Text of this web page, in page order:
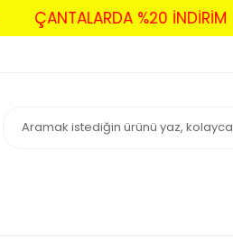
ÇANTALARDA %20 İNDİRİM